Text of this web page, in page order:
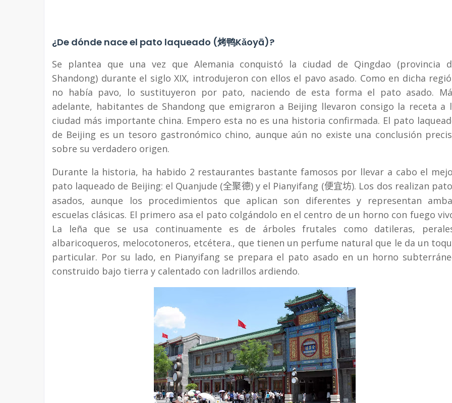
¿De dónde nace el pato laqueado (烤鸭Kǎoyā)?
Se plantea que una vez que Alemania conquistó la ciudad de Qingdao (provincia
Shandong) durante el siglo XIX, introdujeron con ellos el pavo asado. Como en dicha
no había pavo, lo sustituyeron por pato, naciendo de esta forma el pato asado.
adelante, habitantes de Shandong que emigraron a Beijing llevaron consigo la receta a
ciudad más importante china. Empero esta no es una historia confirmada. El pato
de Beijing es un tesoro gastronómico chino, aunque aún no existe una conclusión
sobre su verdadero origen.
Durante la historia, ha habido 2 restaurantes bastante famosos por llevar a cabo el
pato laqueado de Beijing: el Quanjude (全聚德) y el Pianyifang (便宜坊). Los dos realizan
asados, aunque los procedimientos que aplican son diferentes y representan
escuelas clásicas. El primero asa el pato colgándolo en el centro de un horno con fuego
La leña que se usa continuamente es de árboles frutales como datileras,
albaricoqueros, melocotoneros, etcétera., que tienen un perfume natural que le da un
particular. Por su lado, en Pianyifang se prepara el pato asado en un horno
construido bajo tierra y calentado con ladrillos ardiendo.